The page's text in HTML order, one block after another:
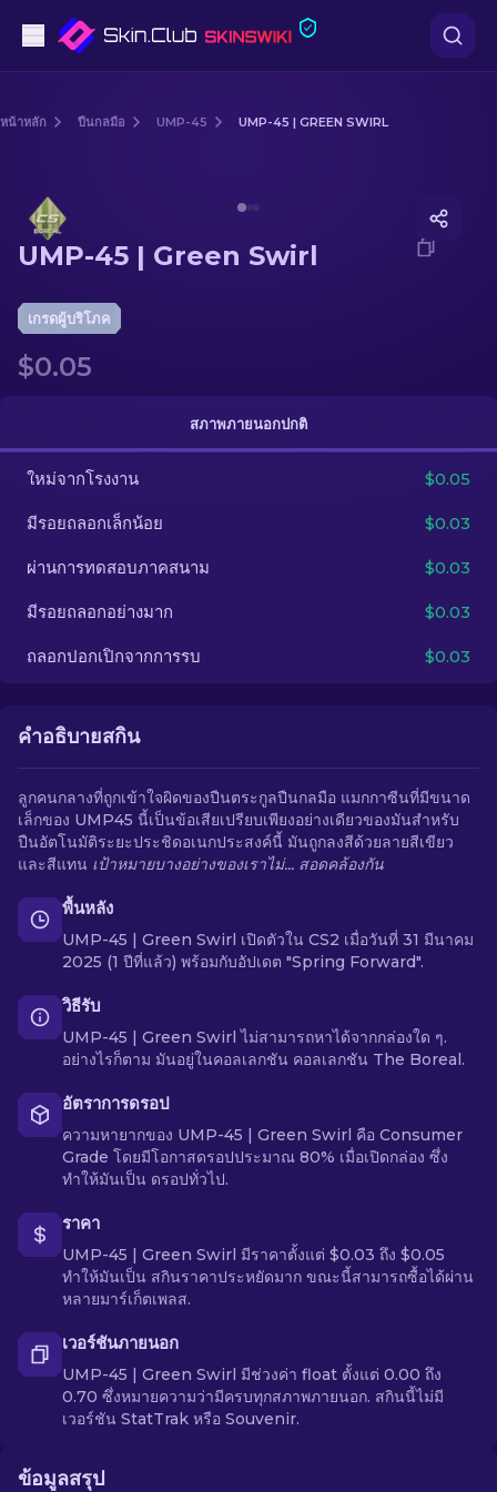
ปืนไรเฟิลซุ่มยิง
มีด
ถุงมือ
อื่น ๆ
หน้าหลัก ปืนกลมือ UMP-45 UMP-45 | GREEN SWIRL
UMP-45 | Green Swirl
เกรดผู้บริโภค
$0.05
สภาพภายนอกปกติ
ใหม่จากโรงงาน $0.05
มีรอยถลอกเล็กน้อย $0.03
ผ่านการทดสอบภาคสนาม $0.03
มีรอยถลอกอย่างมาก $0.03
ถลอกปอกเปิกจากการรบ $0.03
คำอธิบายสกิน
ลูกคนกลางที่ถูกเข้าใจผิดของปืนตระกูลปืนกลมือ แมกกาซีนที่มีขนาด
เล็กของ UMP45 นี้เป็นข้อเสียเปรียบเพียงอย่างเดียวของมันสำหรับ
ปืนอัตโนมัติระยะประชิดอเนกประสงค์นี้ มันถูกลงสีด้วยลายสีเขียว
และสีแทน เป้าหมายบางอย่างของเราไม่... สอดคล้องกัน
พื้นหลัง
UMP-45 | Green Swirl เปิดตัวใน CS2 เมื่อวันที่ 31 มีนาคม
2025 (1 ปีที่แล้ว) พร้อมกับอัปเดต "Spring Forward".
วิธีรับ
UMP-45 | Green Swirl ไม่สามารถหาได้จากกล่องใด ๆ.
อย่างไรก็ตาม มันอยู่ในคอลเลกชัน คอลเลกชัน The Boreal.
อัตราการดรอป
ความหายากของ UMP-45 | Green Swirl คือ Consumer
Grade โดยมีโอกาสดรอปประมาณ 80% เมื่อเปิดกล่อง ซึ่ง
ทำให้มันเป็น ดรอปทั่วไป.
ราคา
UMP-45 | Green Swirl มีราคาตั้งแต่ $0.03 ถึง $0.05
ทำให้มันเป็น สกินราคาประหยัดมาก ขณะนี้สามารถซื้อได้ผ่าน
หลายมาร์เก็ตเพลส.
เวอร์ชันภายนอก
UMP-45 | Green Swirl มีช่วงค่า float ตั้งแต่ 0.00 ถึง
0.70 ซึ่งหมายความว่ามีครบทุกสภาพภายนอก. สกินนี้ไม่มี
เวอร์ชัน StatTrak หรือ Souvenir.
ข้อมูลสรุป